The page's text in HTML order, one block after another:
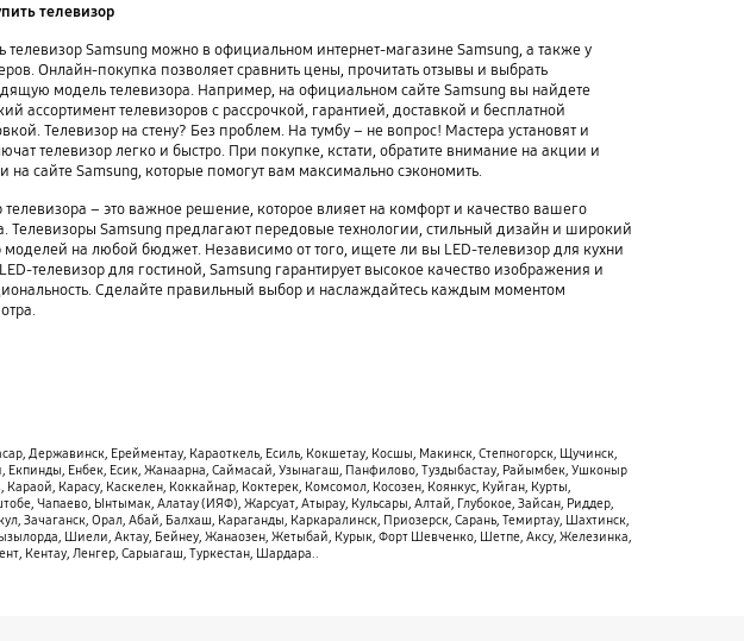
телевизор
телевизор Samsung можно в официальном интернет-магазине Samsung, а также у
Онлайн-покупка позволяет сравнить цены, прочитать отзывы и выбрать
модель телевизора. Например, на официальном сайте Samsung вы найдете
ассортимент телевизоров с рассрочкой, гарантией, доставкой и бесплатной
Телевизор на стену? Без проблем. На тумбу – не вопрос! Мастера установят и
телевизор легко и быстро. При покупке, кстати, обратите внимание на акции и
на сайте Samsung, которые помогут вам максимально сэкономить.
телевизора – это важное решение, которое влияет на комфорт и качество вашего
Телевизоры Samsung предлагают передовые технологии, стильный дизайн и широкий
моделей на любой бюджет. Независимо от того, ищете ли вы LED-телевизор для кухни
телевизор для гостиной, Samsung гарантирует высокое качество изображения и
Сделайте правильный выбор и наслаждайтесь каждым моментом
Державинск, Ерейментау, Караоткель, Есиль, Кокшетау, Косшы, Макинск, Степногорск, Щучинск,
Енбек, Есик, Жанаарна, Саймасай, Узынагаш, Панфилово, Туздыбастау, Райымбек, Ушконыр
Карасу, Каскелен, Коккайнар, Коктерек, Комсомол, Косозен, Коянкус, Куйган, Курты,
Чапаево, Ынтымак, Алатау (ИЯФ), Жарсуат, Атырау, Кульсары, Алтай, Глубокое, Зайсан, Риддер,
Зачаганск, Орал, Абай, Балхаш, Караганды, Каркаралинск, Приозерск, Сарань, Темиртау, Шахтинск,
Шиели, Актау, Бейнеу, Жанаозен, Жетыбай, Курык, Форт Шевченко, Шетпе, Аксу, Железинка,
Кентау, Ленгер, Сарыагаш, Туркестан, Шардара..